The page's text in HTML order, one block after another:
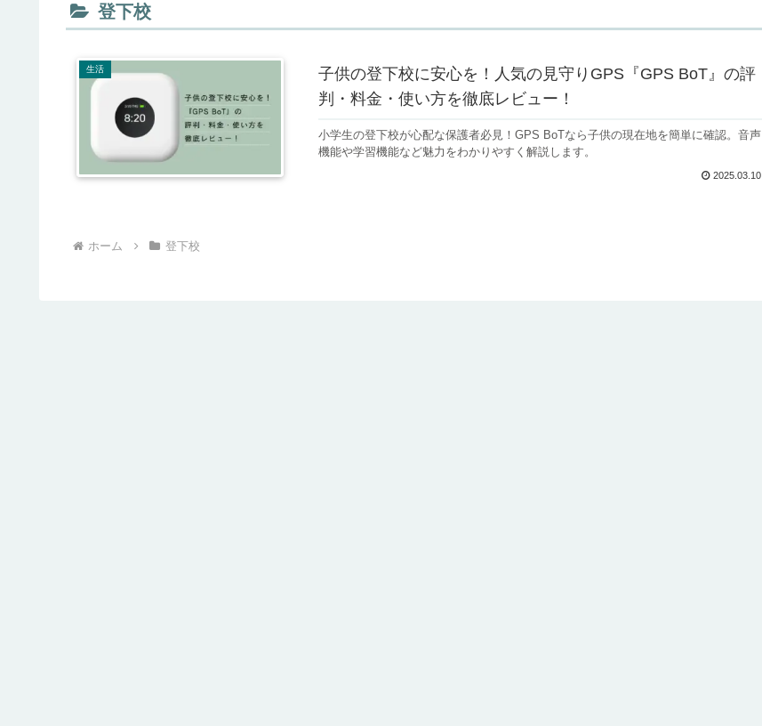
登下校
生活
子供の登下校に安心を！人気の見守りGPS『GPS BoT』の評
判・料金・使い方を徹底レビュー！
小学生の登下校が心配な保護者必見！GPS BoTなら子供の現在地を簡単に確認。音声
機能や学習機能など魅力をわかりやすく解説します。
2025.03.10
ホーム 登下校